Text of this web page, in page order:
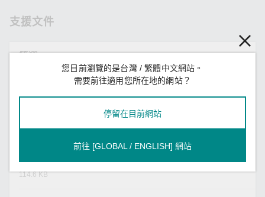
支援文件
篩選
2D CAD 產品資料表 聲明書
使用者手冊
FOSS Statement for Moxa CLI Configuration
Tool
114.6 KB
您目前瀏覽的是台灣 / 繁體中文網站。
需要前往適用您所在地的網站？
停留在目前網站
前往 [GLOBAL / ENGLISH] 網站